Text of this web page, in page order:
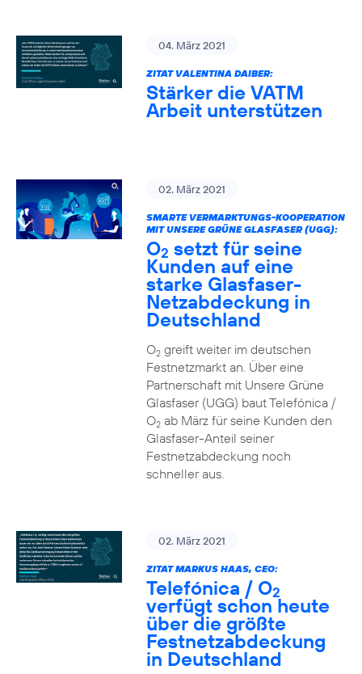
04. März 2021
ZITAT VALENTINA DAIBER:
Stärker die VATM
Arbeit unterstützen
02. März 2021
SMARTE VERMARKTUNGS-KOOPERATION
MIT UNSERE GRÜNE GLASFASER (UGG):
O2 setzt für seine
Kunden auf eine
starke Glasfaser-
Netzabdeckung in
Deutschland
O2greift weiter im deutschen
Festnetzmarkt an. Über eine
Partnerschaft mit Unsere Grüne
Glasfaser (UGG) baut Telefónica /
O2ab März für seine Kunden den
Glasfaser-Anteil seiner
Festnetzabdeckung noch
schneller aus.
02. März 2021
ZITAT MARKUS HAAS, CEO:
Telefónica / O2
verfügt schon heute
über die größte
Festnetzabdeckung
in Deutschland